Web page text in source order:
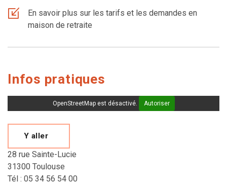
En savoir plus sur les tarifs et les demandes en
maison de retraite
Infos pratiques
OpenStreetMap est désactivé. Autoriser
Y aller
28 rue Sainte-Lucie
31300 Toulouse
Tél : 05 34 56 54 00